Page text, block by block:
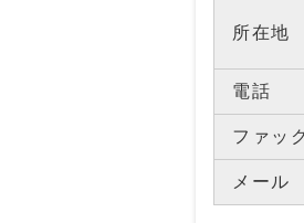
所在地
電話
ファッ
メール